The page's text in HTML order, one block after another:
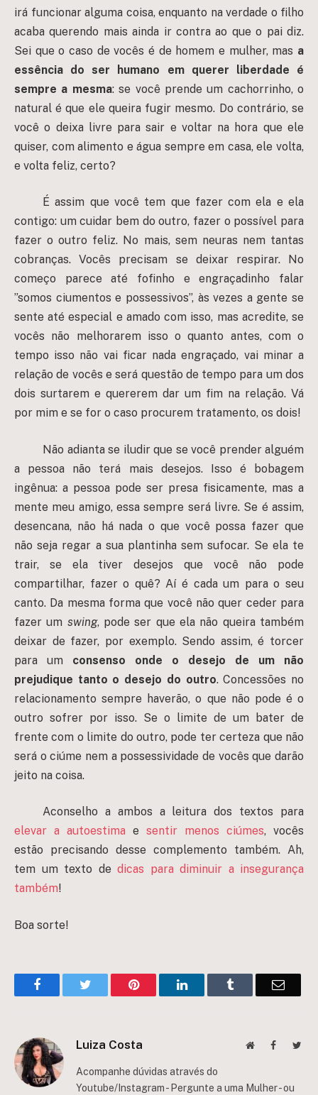
irá funcionar alguma coisa, enquanto na verdade o filho
acaba querendo mais ainda ir contra ao que o pai diz.
Sei que o caso de vocês é de homem e mulher, mas a
essência do ser humano em querer liberdade é
sempre a mesma: se você prende um cachorrinho, o
natural é que ele queira fugir mesmo. Do contrário, se
você o deixa livre para sair e voltar na hora que ele
quiser, com alimento e água sempre em casa, ele volta,
e volta feliz, certo?
É assim que você tem que fazer com ela e ela
contigo: um cuidar bem do outro, fazer o possível para
fazer o outro feliz. No mais, sem neuras nem tantas
cobranças. Vocês precisam se deixar respirar. No
começo parece até fofinho e engraçadinho falar
”somos ciumentos e possessivos”, às vezes a gente se
sente até especial e amado com isso, mas acredite, se
vocês não melhorarem isso o quanto antes, com o
tempo isso não vai ficar nada engraçado, vai minar a
relação de vocês e será questão de tempo para um dos
dois surtarem e quererem dar um fim na relação. Vá
por mim e se for o caso procurem tratamento, os dois!
Não adianta se iludir que se você prender alguém
a pessoa não terá mais desejos. Isso é bobagem
ingênua: a pessoa pode ser presa fisicamente, mas a
mente meu amigo, essa sempre será livre. Se é assim,
desencana, não há nada o que você possa fazer que
não seja regar a sua plantinha sem sufocar. Se ela te
trair, se ela tiver desejos que você não pode
compartilhar, fazer o quê? Aí é cada um para o seu
canto. Da mesma forma que você não quer ceder para
fazer um swing, pode ser que ela não queira também
deixar de fazer, por exemplo. Sendo assim, é torcer
para um consenso onde o desejo de um não
prejudique tanto o desejo do outro. Concessões no
relacionamento sempre haverão, o que não pode é o
outro sofrer por isso. Se o limite de um bater de
frente com o limite do outro, pode ter certeza que não
será o ciúme nem a possessividade de vocês que darão
jeito na coisa.
Aconselho a ambos a leitura dos textos para
elevar a autoestima e sentir menos ciúmes, vocês
estão precisando desse complemento também. Ah,
tem um texto de dicas para diminuir a insegurança
também!
Boa sorte!
FacebookTwitter Pinterest LinkedInTumblr Email
Luiza Costa WebsiteFacebook
Acompanhe dúvidas através do
Youtube/Instagram - Pergunte a uma Mulher - ou